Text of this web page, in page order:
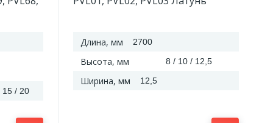
15 / 20
Длина, мм 2700
Высота, мм 8 / 10 / 12,5
Ширина, мм 12,5